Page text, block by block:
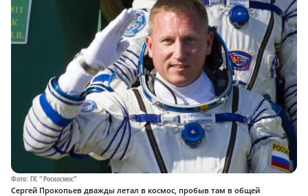
Фото: ГК "Роскосмос"
Сергей Прокопьев дважды летал в космос, пробыв там в общей